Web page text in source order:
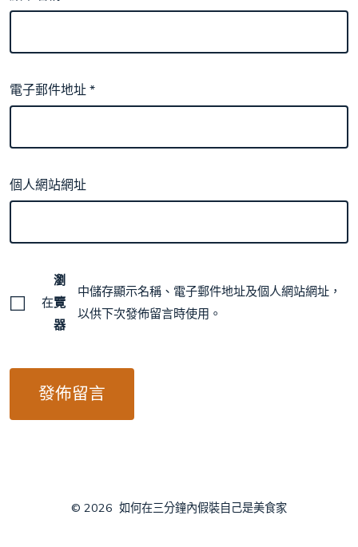
電子郵件地址*
個人網站網址
在
瀏
覽
器
中儲存顯示名稱、電子郵件地址及個人網站網址，
以供下次發佈留言時使用。
© 2026 如何在三分鐘內假裝自己是美食家